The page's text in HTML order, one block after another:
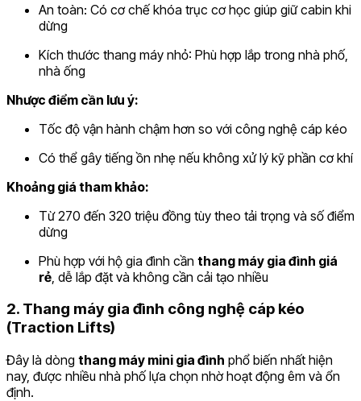
An toàn: Có cơ chế khóa trục cơ học giúp giữ cabin khi
dừng
Kích thước thang máy nhỏ: Phù hợp lắp trong nhà phố,
nhà ống
Nhược điểm cần lưu ý:
Tốc độ vận hành chậm hơn so với công nghệ cáp kéo
Có thể gây tiếng ồn nhẹ nếu không xử lý kỹ phần cơ khí
Khoảng giá tham khảo:
Từ 270 đến 320 triệu đồng tùy theo tải trọng và số điểm
dừng
Phù hợp với hộ gia đình cần thang máy gia đình giá
rẻ , dễ lắp đặt và không cần cải tạo nhiều
2. Thang máy gia đình công nghệ cáp kéo
(Traction Lifts)
Đây là dòng thang máy mini gia đình phổ biến nhất hiện
nay, được nhiều nhà phố lựa chọn nhờ hoạt động êm và ổn
định.